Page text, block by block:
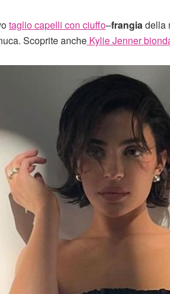
taglio capelli con ciuffo–frangiadella
Scoprite anche Kylie Jenner